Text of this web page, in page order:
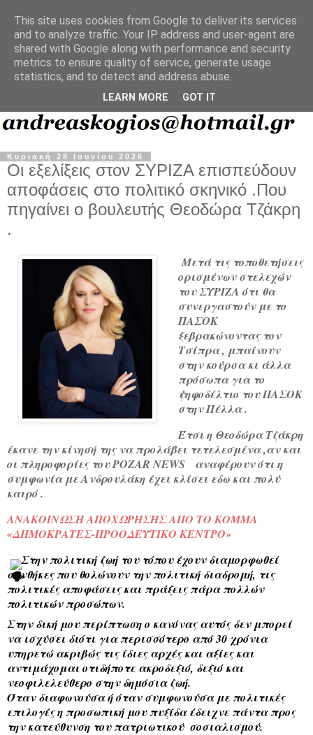
Κυριακή 28 Ιουνίου 2026
Οι εξελίξεις στον ΣΥΡΙΖΑ επισπεύδουν
αποφάσεις στο πολιτικό σκηνικό .Που
πηγαίνει ο βουλευτής Θεοδώρα Τζάκρη
.
Μετά τις τοποθετήσεις
ορισμένων στελεχών
του ΣΥΡΙΖΑ ότι θα
συνεργαστούν με το
ΠΑΣΟΚ
ξεβρακώνοντας τον
Τσίπρα , μπαίνουν
στην κούρσα κι άλλα
πρόσωπα για το
ψηφοδέλτιο του ΠΑΣΟΚ
στην Πέλλα .
Έτσι η Θεοδώρα Τζάκρη
έκανε την κίνησή της να προλάβει τετελεσμένα ,αν και
οι πληροφορίες του POZAR NEWS αναφέρουν ότι η
συμφωνία με Ανδρουλάκη έχει κλίσει εδω και πολύ
καιρό .
ΑΝΑΚΟΙΝΩΣΗ ΑΠΟΧΩΡΗΣΗΣ ΑΠΟ ΤΟ ΚΟΜΜΑ
«ΔΗΜΟΚΡΑΤΕΣ-ΠΡΟΟΔΕΥΤΙΚΟ ΚΕΝΤΡΟ»
Στην πολιτική ζωή του τόπου έχουν διαμορφωθεί
συνθήκες που θολώνουν την πολιτική διαδρομή, τις
πολιτικές αποφάσεις και πράξεις πάρα πολλών
πολιτικών προσώπων.
Στην δική μου περίπτωση ο κανόνας αυτός δεν μπορεί
να ισχύσει διότι για περισσότερο από 30 χρόνια
υπηρετώ ακριβώς τις ίδιες αρχές και αξίες και
αντιμάχομαι οτιδήποτε ακροδεξιό, δεξιό και
νεοφιλελεύθερο στην δημόσια ζωή.
Όταν διαφωνούσα ή όταν συμφωνούσα με πολιτικές
επιλογές η προσωπική μου πυξίδα έδειχνε πάντα προς
την κατεύθυνση του πατριωτικού  σοσιαλισμού.
This site uses cookies from Google to deliver its services
and to analyze traffic. Your IP address and user-agent are
shared with Google along with performance and security
metrics to ensure quality of service, generate usage
statistics, and to detect and address abuse.
LEARN MORE GOT IT